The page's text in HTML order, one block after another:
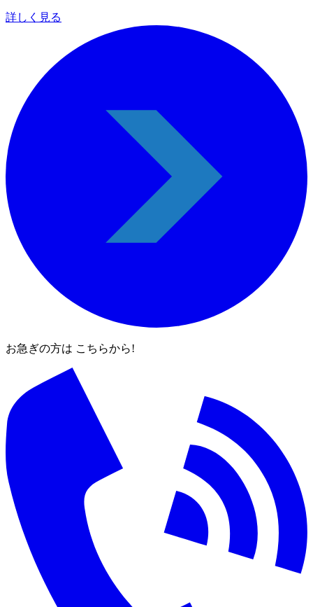
詳しく見る
お急ぎの方は こちらから!